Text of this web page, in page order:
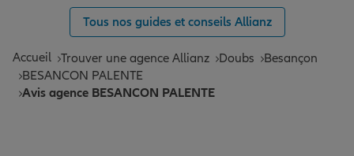
Tous nos guides et conseils Allianz
Accueil Trouver une agence Allianz Doubs
Besançon
BESANCON PALENTE
Avis agence BESANCON PALENTE